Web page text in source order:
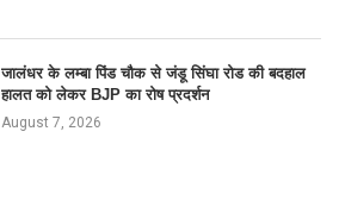
जालंधर के लम्बा पिंड चौक से जंडू सिंघा रोड की बदहाल
हालत को लेकर BJP का रोष प्रदर्शन
August 7, 2026